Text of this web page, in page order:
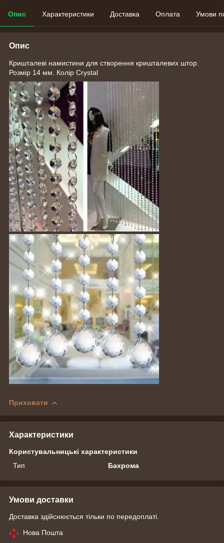
Опис Характеристики Доставка Оплата Умови
Опис
Кришталеві намистини для створення кришталевих штор.
Розмір 14 мм. Колір Crystal
Приховати
Характеристики
Користувальницькі характеристики
Тип
Бахрома
Умови доставки
Доставка здійснюється тільки по передоплаті.
Нова Пошта